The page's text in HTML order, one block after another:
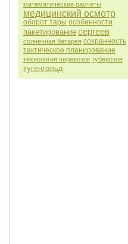
математические расчеты
медицинский осмотр
оборот тары особенности
пакетирование сергеев
солнечная батарея сохранность
тактическое планирование
технология перевозок туберозов
тугенгольд